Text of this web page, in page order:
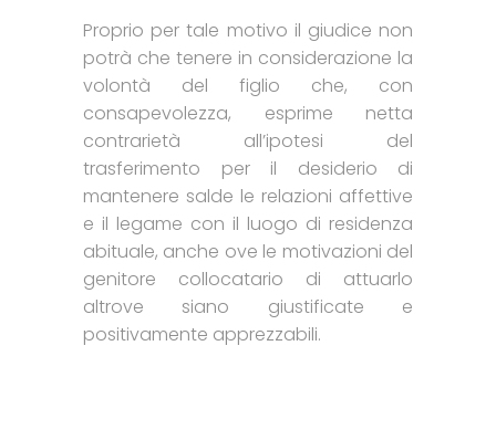
Proprio per tale motivo il giudice non
potrà che tenere in considerazione la
volontà del figlio che, con
consapevolezza, esprime netta
contrarietà all’ipotesi del
trasferimento per il desiderio di
mantenere salde le relazioni affettive
e il legame con il luogo di residenza
abituale, anche ove le motivazioni del
genitore collocatario di attuarlo
altrove siano giustificate e
positivamente apprezzabili.